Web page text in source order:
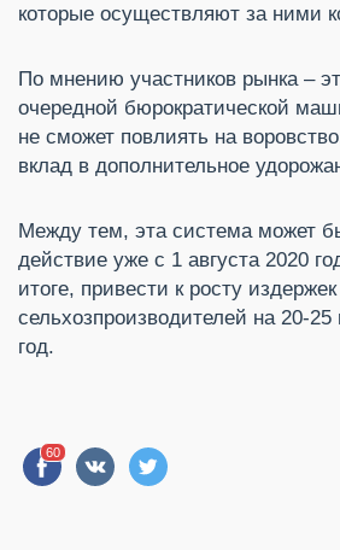
которые осуществляют за ними
По мнению участников рынка –
очередной бюрократической
не сможет повлиять на
вклад в дополнительное
Между тем, эта система может
действие уже с 1 августа 2020
итоге, привести к росту издержек
сельхозпроизводителей на 20-
год.
60